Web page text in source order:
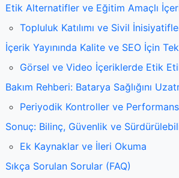
Etik Alternatifler ve Eğitim Amaçlı
Topluluk Katılımı ve Sivil
İçerik Yayınında Kalite ve SEO İçin
Görsel ve Video İçeriklerde Etik
Bakım Rehberi: Batarya Sağlığını
Periyodik Kontroller ve
Sonuç: Bilinç, Güvenlik ve
Ek Kaynaklar ve İleri Okuma
Sıkça Sorulan Sorular (FAQ)